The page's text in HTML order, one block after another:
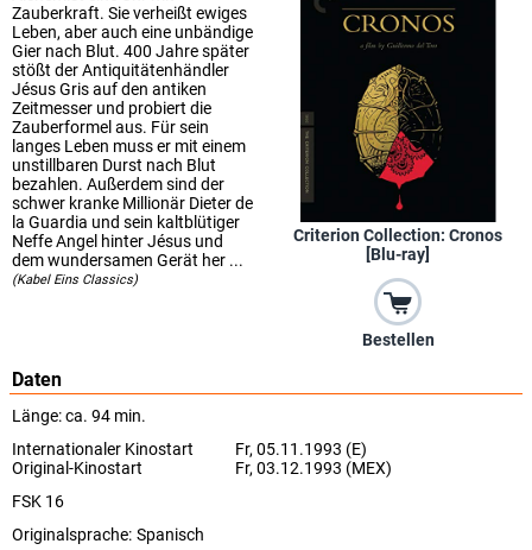
Criterion Collection: Cronos
[Blu-ray]
Bestellen
Zauberkraft. Sie verheißt ewiges
Leben, aber auch eine unbändige
Gier nach Blut. 400 Jahre später
stößt der Antiquitätenhändler
Jésus Gris auf den antiken
Zeitmesser und probiert die
Zauberformel aus. Für sein
langes Leben muss er mit einem
unstillbaren Durst nach Blut
bezahlen. Außerdem sind der
schwer kranke Millionär Dieter de
la Guardia und sein kaltblütiger
Neffe Angel hinter Jésus und
dem wundersamen Gerät her ...
(Kabel Eins Classics)
Daten
Länge: ca. 94 min.
Internationaler Kinostart
Fr, 05.11.1993 (E)
Original-Kinostart
Fr, 03.12.1993 (MEX)
FSK 16
Originalsprache: Spanisch